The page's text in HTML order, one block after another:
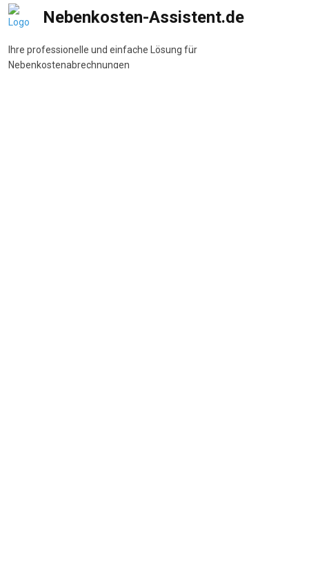
Nebenkosten-Assistent.de
Ihre professionelle und einfache Lösung für
Nebenkostenabrechnungen